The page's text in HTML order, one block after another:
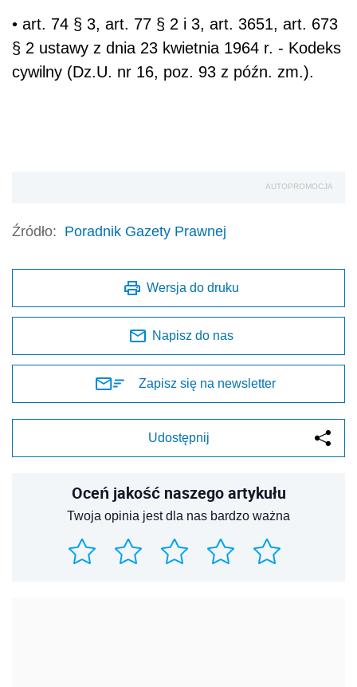
• art. 74 § 3, art. 77 § 2 i 3, art. 3651, art. 673
§ 2 ustawy z dnia 23 kwietnia 1964 r. - Kodeks
cywilny (Dz.U. nr 16, poz. 93 z późn. zm.).
AUTOPROMOCJA
Źródło: Poradnik Gazety Prawnej
Wersja do druku
Napisz do nas
Zapisz się na newsletter
Udostępnij
Oceń jakość naszego artykułu
Twoja opinia jest dla nas bardzo ważna